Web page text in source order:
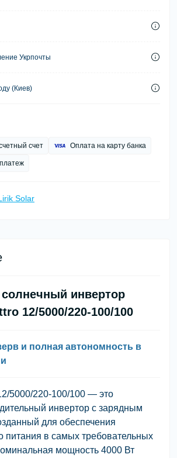
Укрпочты
(Киев)
счет Оплата на карту банка
Solar
инвертор
12/5000/220-100/100
и полная автономность в
5000/220-100/100 — это
инвертор с зарядным
для обеспечения
питания в самых требовательных
мощность 4000 Вт